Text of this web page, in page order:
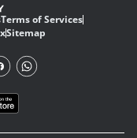
Terms of Services
Sitemap